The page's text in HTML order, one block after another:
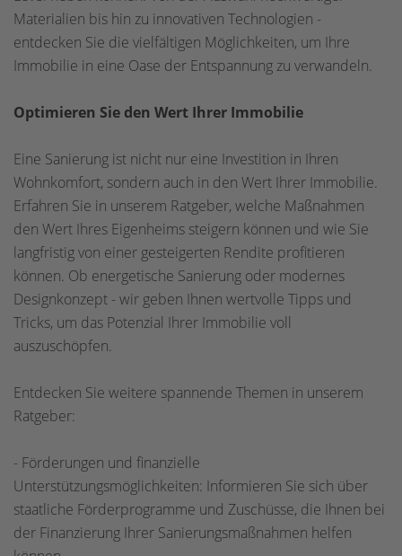
Materialien bis hin zu innovativen Technologien -
entdecken Sie die vielfältigen Möglichkeiten, um Ihre
Immobilie in eine Oase der Entspannung zu verwandeln.
Optimieren Sie den Wert Ihrer Immobilie
Eine Sanierung ist nicht nur eine Investition in Ihren
Wohnkomfort, sondern auch in den Wert Ihrer Immobilie.
Erfahren Sie in unserem Ratgeber, welche Maßnahmen
den Wert Ihres Eigenheims steigern können und wie Sie
langfristig von einer gesteigerten Rendite profitieren
können. Ob energetische Sanierung oder modernes
Designkonzept - wir geben Ihnen wertvolle Tipps und
Tricks, um das Potenzial Ihrer Immobilie voll
auszuschöpfen.
Entdecken Sie weitere spannende Themen in unserem
Ratgeber:
- Förderungen und finanzielle
Unterstützungsmöglichkeiten: Informieren Sie sich über
staatliche Förderprogramme und Zuschüsse, die Ihnen bei
der Finanzierung Ihrer Sanierungsmaßnahmen helfen